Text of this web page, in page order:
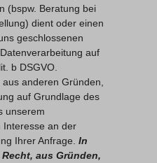
(bspw. Beratung bei
dient oder einen
geschlossenen
auf
b DSGVO.
anderen Gründen,
auf Grundlage des
unserem
Interesse an der
Ihrer Anfrage. In
aus Gründen,